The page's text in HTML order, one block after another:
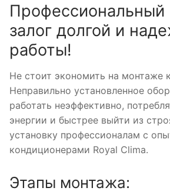
залог долгой и
работы!
Не стоит экономить на монтаже
Неправильно установленное
работать неэффективно,
энергии и быстрее выйти из
установку профессионалам с
кондиционерами Royal Clima.
Этапы монтажа: